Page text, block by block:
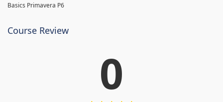
Basics Primavera P6
Course Review
0